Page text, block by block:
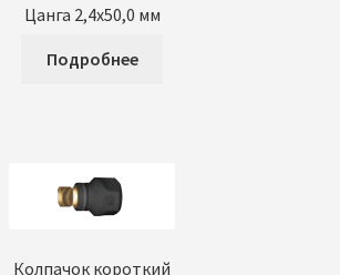
Цанга 2,4х50,0 мм
Подробнее
Колпачок короткий